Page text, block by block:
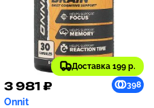
Доставка 199 р.
3 981 ₽ 398
Onnit